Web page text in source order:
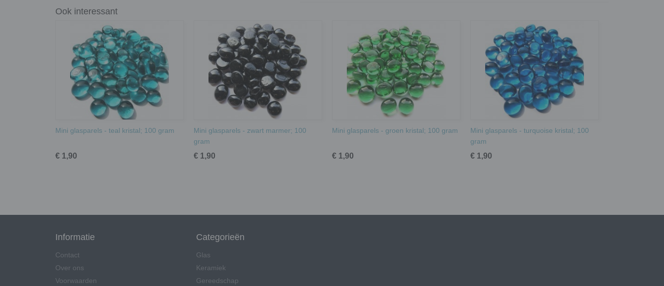
Ook interessant
Mini glasparels - teal kristal; 100 gram
€ 1,90
Mini glasparels - zwart marmer; 100
gram
€ 1,90
Mini glasparels - groen kristal; 100 gram
€ 1,90
Mini glasparels - turquoise kristal; 100
gram
€ 1,90
Informatie
Contact
Over ons
Voorwaarden
Categorieën
Glas
Keramiek
Gereedschap